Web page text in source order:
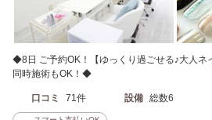
◆8日 ご予約OK！【ゆっくり過ごせる♪大人ネ
同時施術もOK！◆
口コミ 71件 設備 総数6